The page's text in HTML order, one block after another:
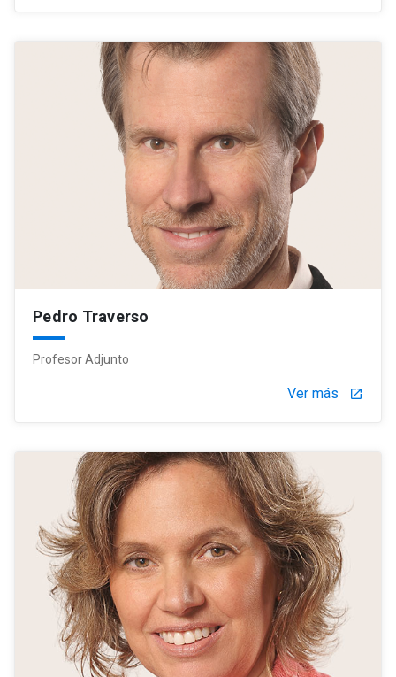
Pedro Traverso
Profesor Adjunto
Ver más launch